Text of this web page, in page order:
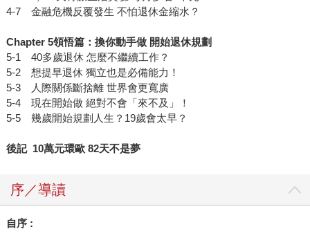
4-7 金融危機反覆發生 不怕退休金縮水？
Chapter 5領悟篇：換你動手做 開始退休規劃
5-1 40多歲退休 怎麼不繼續工作？
5-2 想提早退休 獨立也是必備能力！
5-3 人際關係斷捨離 世界會更寬廣
5-4 現在開始做 絕對不會「來不及」！
5-5 幾歲開始規劃人生？19歲會太早？
後記 10萬元環歐 82天不是夢
序／導讀
自序 :